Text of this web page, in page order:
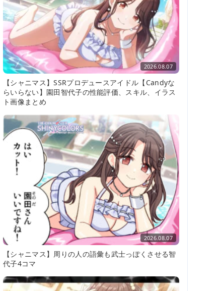
2026.08.07
【シャニマス】SSRプロデュースアイドル【Candyな
らいらない】園田智代子の性能評価、スキル、イラス
ト画像まとめ
2026.08.07
【シャニマス】周りの人の語彙も武士っぽくさせる智
代子4コマ